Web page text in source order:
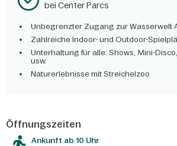
bei Center Parcs
Unbegrenzter Zugang zur Wasserwelt
Zahlreiche Indoor- und Outdoor-
Unterhaltung für alle: Shows, Mini-
usw.
Naturerlebnisse mit Streichelzoo
Öffnungszeiten
Ankunft ab 10 Uhr